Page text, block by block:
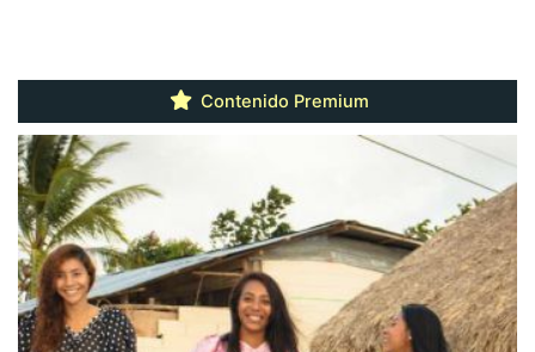
Contenido Premium